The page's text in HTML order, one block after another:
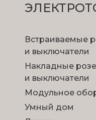
Встраиваемые
и выключатели
Накладные
и выключатели
Модульное
Умный дом